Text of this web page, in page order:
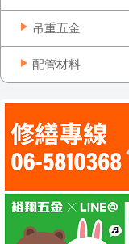
吊重五金
配管材料